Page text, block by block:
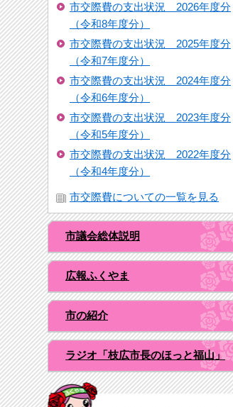
市交際費の支出状況 2026年度分
（令和8年度分）
市交際費の支出状況 2025年度分
（令和7年度分）
市交際費の支出状況 2024年度分
（令和6年度分）
市交際費の支出状況 2023年度分
（令和5年度分）
市交際費の支出状況 2022年度分
（令和4年度分）
市交際費についての一覧を見る
市議会総体説明
広報ふくやま
市の紹介
ラジオ「枝広市長のほっと福山」